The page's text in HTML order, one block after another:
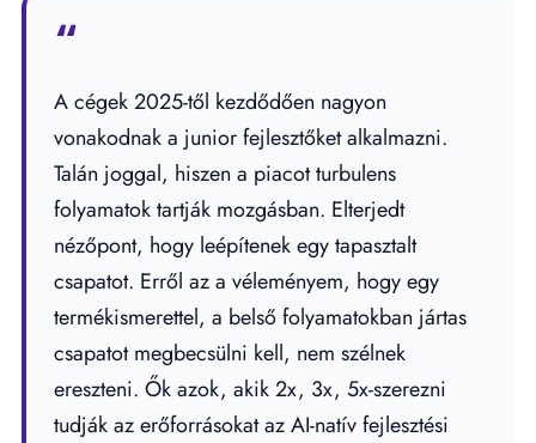
A cégek 2025-től kezdődően nagyon
vonakodnak a junior fejlesztőket alkalmazni.
Talán joggal, hiszen a piacot turbulens
folyamatok tartják mozgásban. Elterjedt
nézőpont, hogy leépítenek egy tapasztalt
csapatot. Erről az a véleményem, hogy egy
termékismerettel, a belső folyamatokban jártas
csapatot megbecsülni kell, nem szélnek
ereszteni. Ők azok, akik 2x, 3x, 5x-szerezni
tudják az erőforrásokat az AI-natív fejlesztési